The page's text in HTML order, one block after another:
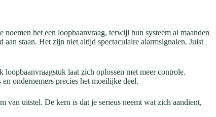
het een loopbaanvraag, terwijl hun systeem al maanden
staan. Het zijn niet altijd spectaculaire alarmsignalen. Juist
loopbaanvraagstuk laat zich oplossen met meer controle.
ondernemers precies het moeilijke deel.
van uitstel. De kern is dat je serieus neemt wat zich aandient,